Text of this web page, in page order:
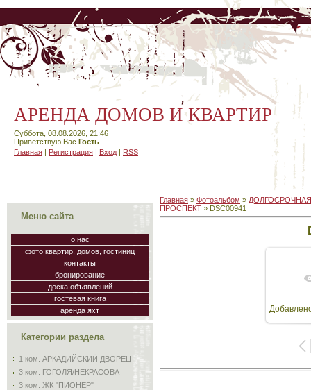
АРЕНДА ДОМОВ И КВАРТИР
Суббота, 08.08.2026, 21:46
Приветствую Вас Гость
Главная | Регистрация | Вход | RSS
Меню сайта
о нас
фото квартир, домов, гостиниц
контакты
бронирование
доска объявлений
гостевая книга
аренда яхт
Категории раздела
1 ком. АРКАДИЙСКИЙ ДВОРЕЦ
3 ком. ГОГОЛЯ/НЕКРАСОВА
3 ком. ЖК "ПИОНЕР"
Главная » Фотоальбом »
ПРОСПЕКТ » DSC00941